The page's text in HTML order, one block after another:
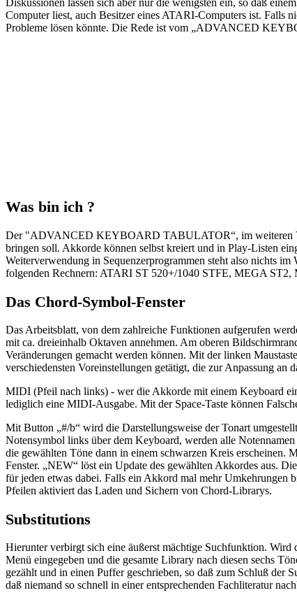
Computer liest, auch Besitzer eines ATARI-Computers ist. Falls
Probleme lösen könnte. Die Rede ist vom „ADVANCED
Was bin ich ?
Der "ADVANCED KEYBOARD TABULATOR“, im weiteren
bringen soll. Akkorde können selbst kreiert und in Play-Listen
Weiterverwendung in Sequenzerprogrammen steht also nichts
folgenden Rechnern: ATARI ST 520+/1040 STFE, MEGA
Das Chord-Symbol-Fenster
Das Arbeitsblatt, von dem zahlreiche Funktionen aufgerufen
mit ca. dreieinhalb Oktaven annehmen. Am oberen
Veränderungen gemacht werden können. Mit der linken
verschiedensten Voreinstellungen getätigt, die zur Anpassung
MIDI (Pfeil nach links) - wer die Akkorde mit einem Keyboard
lediglich eine MIDI-Ausgabe. Mit der Space-Taste können
Mit Button „#/b“ wird die Darstellungsweise der Tonart
Notensymbol links über dem Keyboard, werden alle
die gewählten Töne dann in einem schwarzen Kreis
Fenster. „NEW“ löst ein Update des gewählten Akkordes aus.
für jeden etwas dabei. Falls ein Akkord mal mehr Umkehrungen
Pfeilen aktiviert das Laden und Sichern von Chord-Librarys.
Substitutions
Hierunter verbirgt sich eine äußerst mächtige Suchfunktion.
Menü eingegeben und die gesamte Library nach diesen sechs
gezählt und in einen Puffer geschrieben, so daß zum Schluß der
daß niemand so schnell in einer entsprechenden Fachliteratur